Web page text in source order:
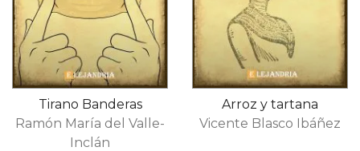
Tirano Banderas
Ramón María del Valle-
Inclán
Arroz y tartana
Vicente Blasco Ibáñez